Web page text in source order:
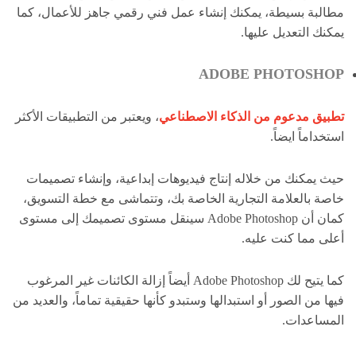
مطالبة بسيطة، يمكنك إنشاء عمل فني رقمي جاهز للأعمال، كما
يمكنك التعديل عليها.
ADOBE PHOTOSHOP
تطبيق مدعوم من الذكاء الاصطناعي، ويعتبر من التطبيقات الأكثر
استخداماً ايضاً.
حيث يمكنك من خلاله إنتاج فيديوهات إبداعية، وإنشاء تصميمات
خاصة بالعلامة التجارية الخاصة بك، وتتماشى مع خطة التسويق،
كمان أن Adobe Photoshop سينقل مستوى تصميمك إلى مستوى
أعلى مما كنت عليه.
كما يتيح لك Adobe Photoshop أيضاً إزالة الكائنات غير المرغوب
فيها من الصور أو استبدالها وستبدو كأنها حقيقية تماماً، والعديد من
المساعدات.